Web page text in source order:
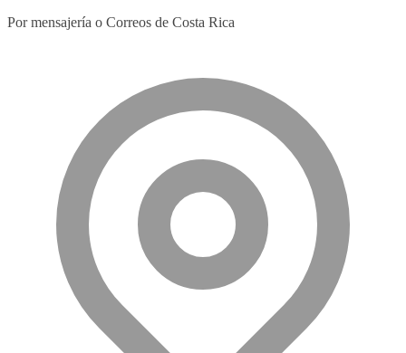
Por mensajería o Correos de Costa Rica